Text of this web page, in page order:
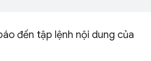
đến tập lệnh nội dung của